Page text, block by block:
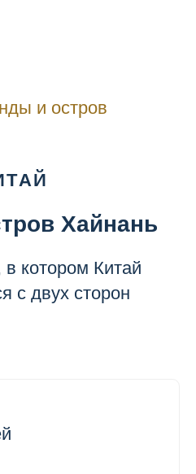
и остров
Хайнань
котором Китай
с двух сторон